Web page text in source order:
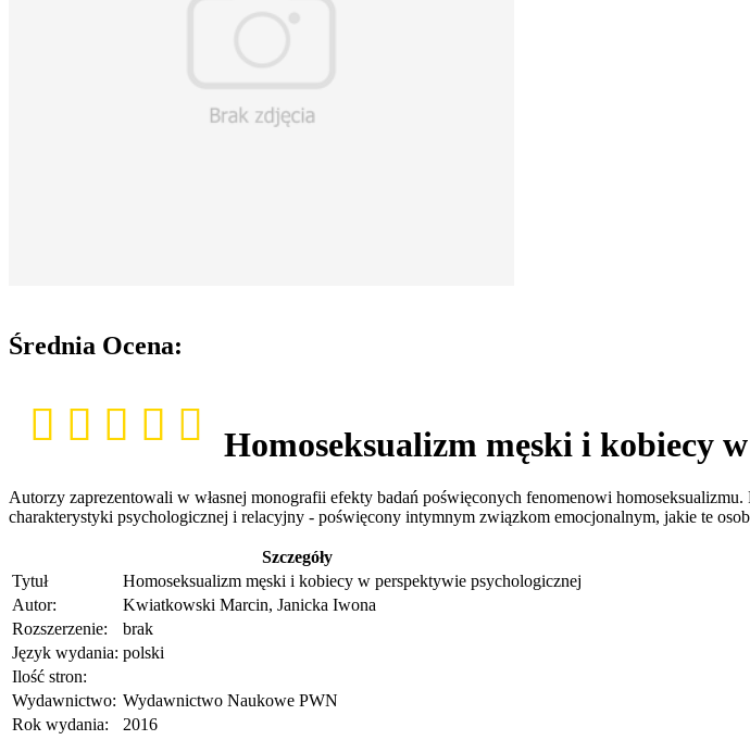
Średnia Ocena:
Homoseksualizm męski i kobiecy
Autorzy zaprezentowali w własnej monografii efekty badań poświęconych fenomenowi
charakterystyki psychologicznej i relacyjny - poświęcony intymnym związkom emocjonalnym, jakie te
Szczegóły
Tytuł
Homoseksualizm męski i kobiecy w perspektywie psychologicznej
Autor:
Kwiatkowski Marcin, Janicka Iwona
Rozszerzenie:
brak
Język wydania: polski
Ilość stron:
Wydawnictwo: Wydawnictwo Naukowe PWN
Rok wydania:
2016